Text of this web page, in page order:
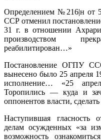
Определением №216|н от
ССР отменил
31 г. в отношении
производством
реабилитирован…»
Постановление ОГПУ
вынесено было 25 апреля
исполнение… «25
Торопились — куда и
оппонентов власти,
Наступившая гласность
делам осужденных «за
возможность